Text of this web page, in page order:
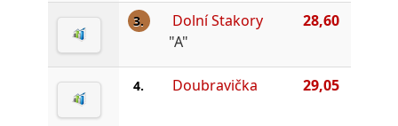
3.
Dolní Stakory
"A"
28,60
4. Doubravička 29,05